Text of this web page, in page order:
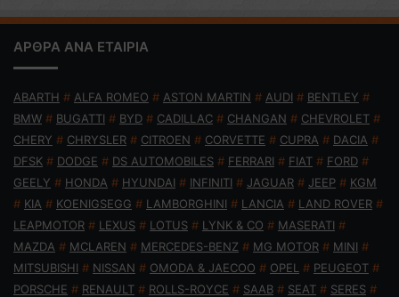
ΑΡΘΡΑ ΑΝΑ ΕΤΑΙΡΙΑ
ABARTH # ALFA ROMEO # ASTON MARTIN # AUDI # BENTLEY #
BMW # BUGATTI # BYD # CADILLAC # CHANGAN # CHEVROLET #
CHERY # CHRYSLER # CITROEN # CORVETTE # CUPRA # DACIA #
DFSK # DODGE # DS AUTOMOBILES # FERRARI # FIAT # FORD #
GEELY # HONDA # HYUNDAI # INFINITI # JAGUAR # JEEP # KGM
# KIA # KOENIGSEGG # LAMBORGHINI # LANCIA # LAND ROVER #
LEAPMOTOR # LEXUS # LOTUS # LYNK & CO # MASERATI #
MAZDA # MCLAREN # MERCEDES-BENZ # MG MOTOR # MINI #
MITSUBISHI # NISSAN # OMODA & JAECOO # OPEL # PEUGEOT #
PORSCHE # RENAULT # ROLLS-ROYCE # SAAB # SEAT # SERES #